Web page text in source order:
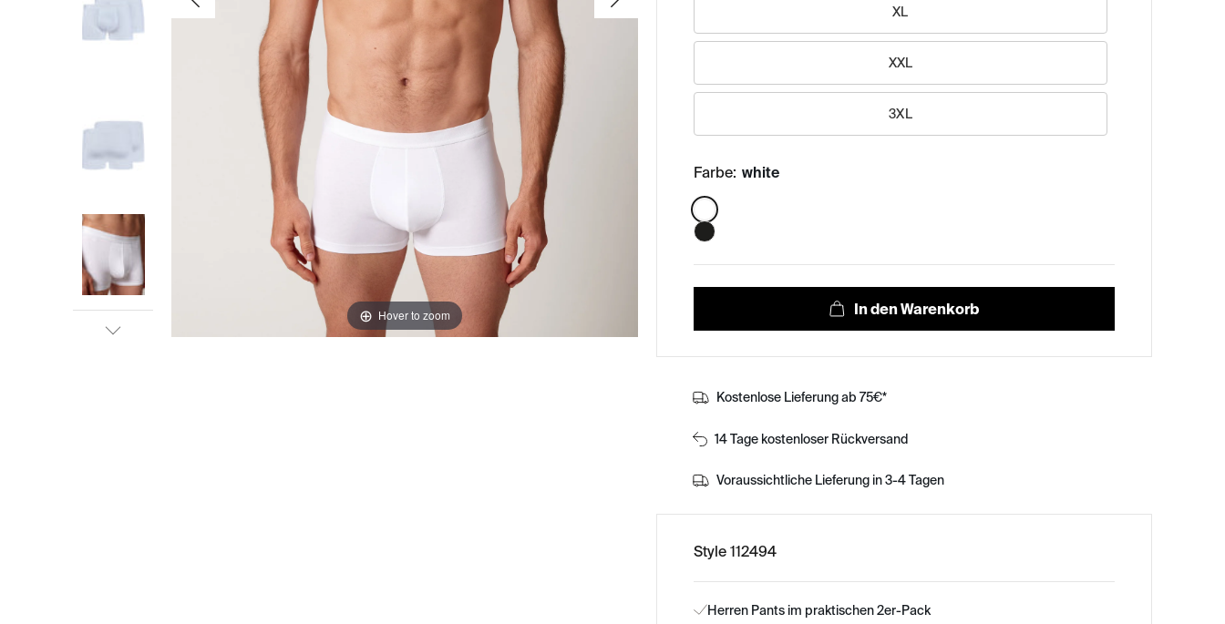
Hover to zoom
XL
XXL
3XL
Farbe: white
Color:
Kostenlose Lieferung ab 75€*
14 Tage kostenloser Rückversand
Voraussichtliche Lieferung in 3-4 Tagen
Style 112494
Herren Pants im praktischen 2er-Pack